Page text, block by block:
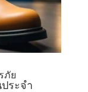
ภัย
ระจํา